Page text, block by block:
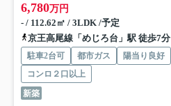
6,780万円
- / 112.62㎡ / 3LDK /予定
京王高尾線「めじろ台」駅 徒歩7分
駐車2台可 都市ガス 陽当り良好
コンロ２口以上
新築